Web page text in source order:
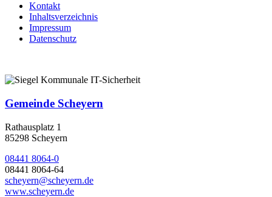
Kontakt
Inhaltsverzeichnis
Impressum
Datenschutz
Gemeinde Scheyern
Rathausplatz 1
85298 Scheyern
08441 8064-0
08441 8064-64
scheyern@scheyern.de
www.scheyern.de